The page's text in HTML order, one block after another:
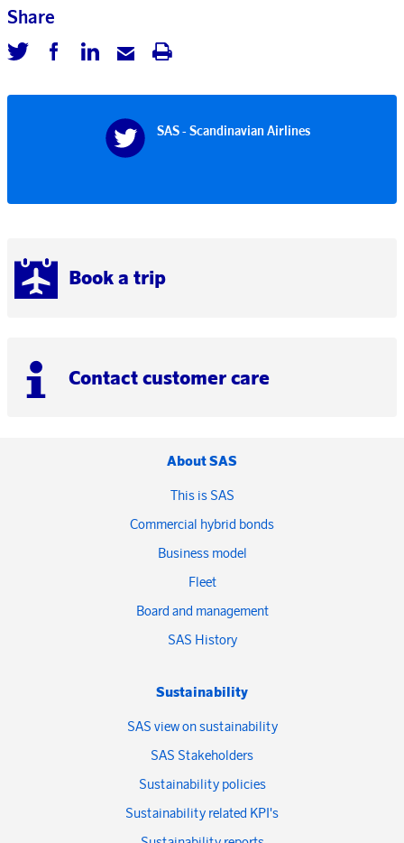
Book a trip
Contact customer care
Share
SAS - Scandinavian Airlines
About SAS
This is SAS
Commercial hybrid bonds
Business model
Fleet
Board and management
SAS History
Sustainability
SAS view on sustainability
SAS Stakeholders
Sustainability policies
Sustainability related KPI's